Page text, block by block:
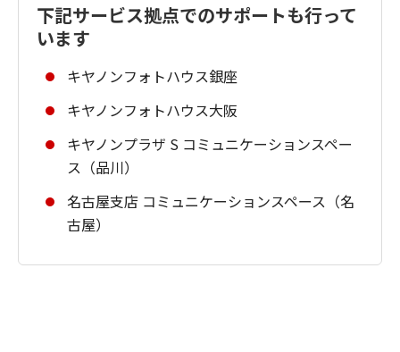
下記サービス拠点でのサポートも行って
います
キヤノンフォトハウス銀座
キヤノンフォトハウス大阪
キヤノンプラザ S コミュニケーションスペー
ス（品川）
名古屋支店 コミュニケーションスペース（名
古屋）